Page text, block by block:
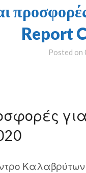
Report
Posted on
για